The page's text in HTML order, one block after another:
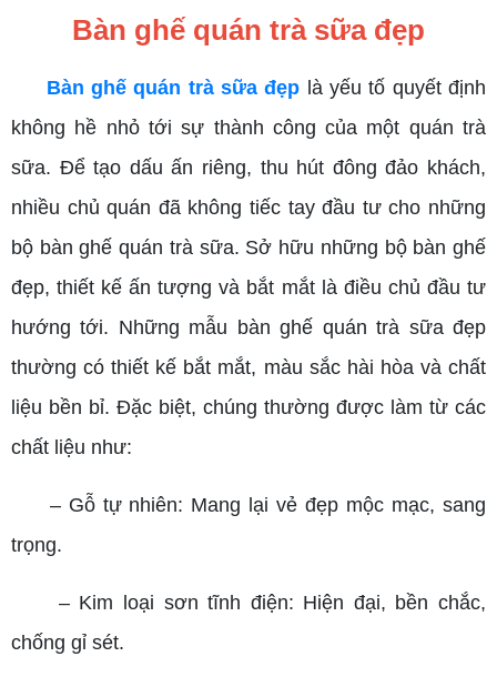
Bàn ghế quán trà sữa đẹp
Bàn ghế quán trà sữa đẹp là yếu tố quyết định
không hề nhỏ tới sự thành công của một quán trà
sữa. Để tạo dấu ấn riêng, thu hút đông đảo khách,
nhiều chủ quán đã không tiếc tay đầu tư cho những
bộ bàn ghế quán trà sữa. Sở hữu những bộ bàn ghế
đẹp, thiết kế ấn tượng và bắt mắt là điều chủ đầu tư
hướng tới. Những mẫu bàn ghế quán trà sữa đẹp
thường có thiết kế bắt mắt, màu sắc hài hòa và chất
liệu bền bỉ. Đặc biệt, chúng thường được làm từ các
chất liệu như:
– Gỗ tự nhiên: Mang lại vẻ đẹp mộc mạc, sang
trọng.
– Kim loại sơn tĩnh điện: Hiện đại, bền chắc,
chống gỉ sét.